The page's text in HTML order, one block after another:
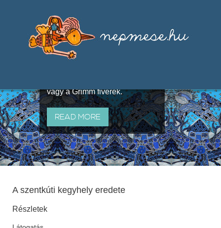
útján terjedő elbeszélésekből,
melyeket olyan ismert gyűjtők
állítottak össze, mint Benedek
vagy a Grimm fivérek.
READ MORE
A szentkúti kegyhely eredete
Részletek